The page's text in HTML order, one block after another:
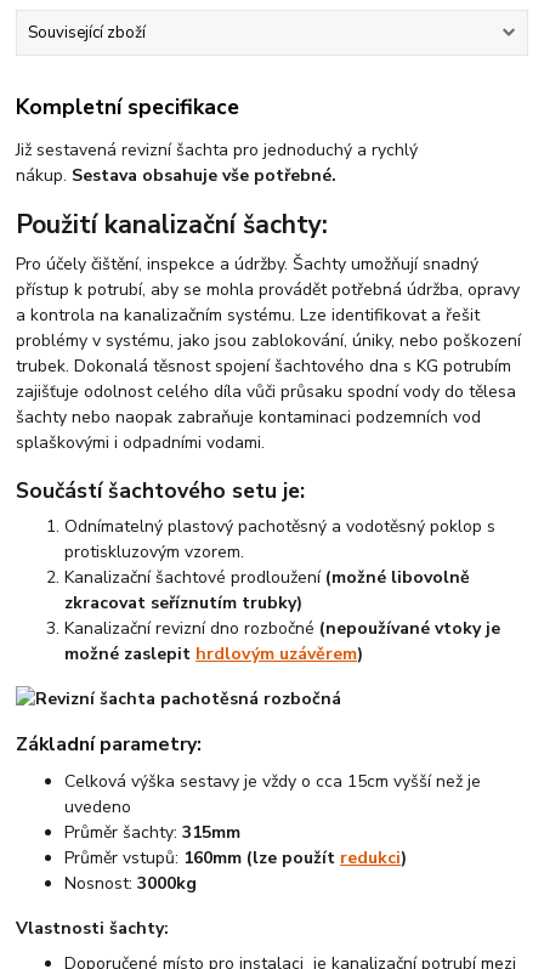
Související zboží
Kompletní specifikace
Již sestavená revizní šachta pro jednoduchý a rychlý
nákup. Sestava obsahuje vše potřebné.
Použití kanalizační šachty:
Pro účely čištění, inspekce a údržby. Šachty umožňují snadný
přístup k potrubí, aby se mohla provádět potřebná údržba, opravy
a kontrola na kanalizačním systému. Lze identifikovat a řešit
problémy v systému, jako jsou zablokování, úniky, nebo poškození
trubek. Dokonalá těsnost spojení šachtového dna s KG potrubím
zajišťuje odolnost celého díla vůči průsaku spodní vody do tělesa
šachty nebo naopak zabraňuje kontaminaci podzemních vod
splaškovými i odpadními vodami.
Součástí šachtového setu je:
Odnímatelný plastový pachotěsný a vodotěsný poklop s
protiskluzovým vzorem.
Kanalizační šachtové prodloužení (možné libovolně
zkracovat seříznutím trubky)
Kanalizační revizní dno rozbočné (nepoužívané vtoky je
možné zaslepit hrdlovým uzávěrem)
Základní parametry:
Celková výška sestavy je vždy o cca 15cm vyšší než je
uvedeno
Průměr šachty:315mm
Průměr vstupů: 160mm (lze použít redukci)
Nosnost:3000kg
Vlastnosti šachty:
Doporučené místo pro instalaci je kanalizační potrubí mezi